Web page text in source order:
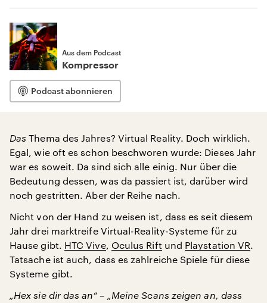
Aus dem Podcast
Kompressor
Podcast abonnieren
Das Thema des Jahres? Virtual Reality. Doch wirklich.
Egal, wie oft es schon beschworen wurde: Dieses Jahr
war es soweit. Da sind sich alle einig. Nur über die
Bedeutung dessen, was da passiert ist, darüber wird
noch gestritten. Aber der Reihe nach.
Nicht von der Hand zu weisen ist, dass es seit diesem
Jahr drei marktreife Virtual-Reality-Systeme für zu
Hause gibt. HTC Vive, Oculus Rift und Playstation VR.
Tatsache ist auch, dass es zahlreiche Spiele für diese
Systeme gibt.
„Hex sie dir das an“ – „Meine Scans zeigen an, dass